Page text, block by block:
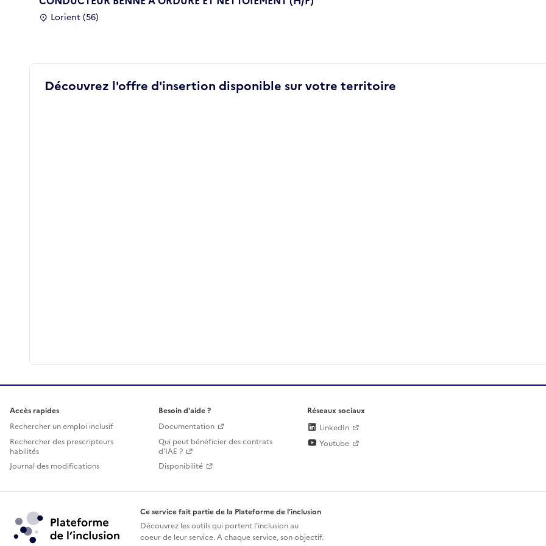
Lorient (56)
Découvrez l'offre d'insertion disponible sur votre territoire
Accès rapides
Rechercher un emploi inclusif
Rechercher des prescripteurs
habilités
Journal des modifications
Besoin d'aide ?
Documentation
Qui peut bénéficier des contrats
d'IAE ?
Disponibilité
Réseaux sociaux
LinkedIn
Youtube
Ce service fait partie de la Plateforme de l’inclusion
Découvrez les outils qui portent l'inclusion au
coeur de leur service. A chaque service, son objectif.